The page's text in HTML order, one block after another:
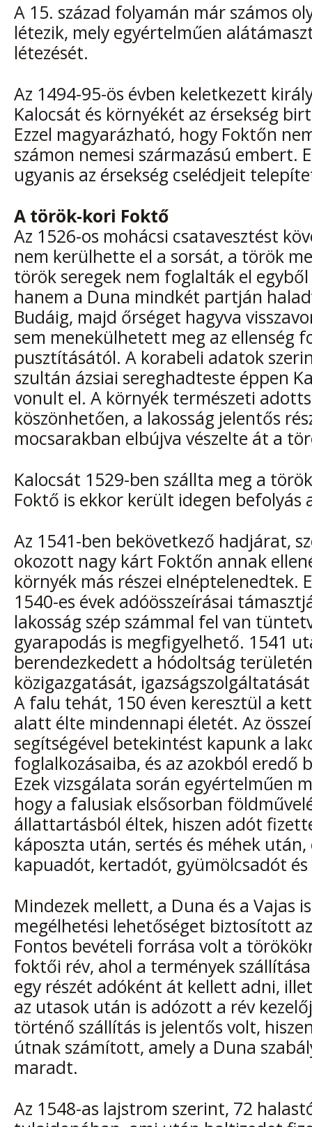
A 15. század folyamán már számos
létezik, mely egyértelműen
létezését.
Az 1494-95-ös évben keletkezett
Kalocsát és környékét az érsekség
Ezzel magyarázható, hogy Foktőn
számon nemesi származású embert.
ugyanis az érsekség cselédjeit
A török-kori Foktő
Az 1526-os mohácsi csatavesztést
nem kerülhette el a sorsát, a török
török seregek nem foglalták el
hanem a Duna mindkét partján
Budáig, majd őrséget hagyva
sem menekülhetett meg az ellenség
pusztításától. A korabeli adatok
szultán ázsiai sereghadteste éppen
vonult el. A környék természeti
köszönhetően, a lakosság jelentős
mocsarakban elbújva vészelte át a
Kalocsát 1529-ben szállta meg a
Foktő is ekkor került idegen befolyás
Az 1541-ben bekövetkező hadjárat,
okozott nagy kárt Foktőn annak
környék más részei elnéptelenedtek.
1540-es évek adóösszeírásai
lakosság szép számmal fel van
gyarapodás is megfigyelhető. 1541
berendezkedett a hódoltság
közigazgatását,
A falu tehát, 150 éven keresztül a
alatt élte mindennapi életét. Az
segítségével betekintést kapunk a
foglalkozásaiba, és az azokból eredő
Ezek vizsgálata során egyértelműen
hogy a falusiak elsősorban
állattartásból éltek, hiszen adót
káposzta után, sertés és méhek után,
kapuadót, kertadót, gyümölcsadót
Mindezek mellett, a Duna és a Vajas
megélhetési lehetőséget biztosított
Fontos bevételi forrása volt a
foktői rév, ahol a termények
egy részét adóként át kellett adni,
az utasok után is adózott a rév
történő szállítás is jelentős volt,
útnak számított, amely a Duna
maradt.
Az 1548-as lajstrom szerint, 72